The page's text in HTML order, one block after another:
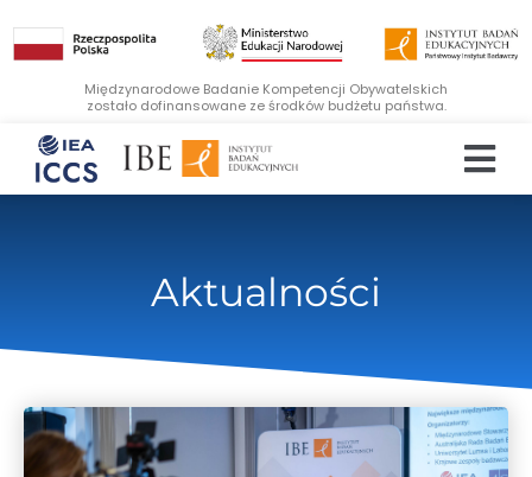
Międzynarodowe Badanie Kompetencji Obywatelskich
zostało dofinansowane ze środków budżetu państwa.
Aktualności